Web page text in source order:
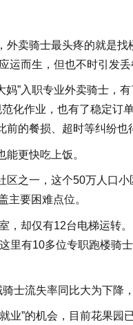
卖骑士最头疼的就是
运而生，但也不时引发丢
妈”入职专业外卖骑士，
化作业，也有了稳定订
的餐损、超时等纠纷也
更快吃上饭。
之一，这个50万人口小
主要困难点位。
，却仅有12台电梯运转
里有10多位专职跑楼骑
士流失率同比大为下降
业”的机会，目前花果园